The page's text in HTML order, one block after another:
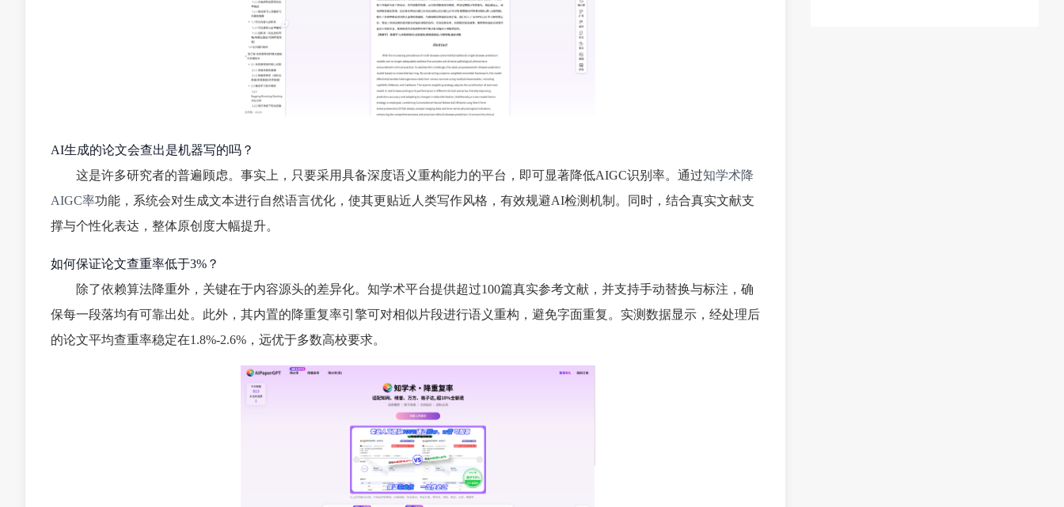
AI生成的论文会查出是机器写的吗？
这是许多研究者的普遍顾虑。事实上，只要采用具备深度语义重构能力的平台，即可显著降低AIGC识别率。通过知学术降
AIGC率功能，系统会对生成文本进行自然语言优化，使其更贴近人类写作风格，有效规避AI检测机制。同时，结合真实文献支
撑与个性化表达，整体原创度大幅提升。
如何保证论文查重率低于3%？
除了依赖算法降重外，关键在于内容源头的差异化。知学术平台提供超过100篇真实参考文献，并支持手动替换与标注，确
保每一段落均有可靠出处。此外，其内置的降重复率引擎可对相似片段进行语义重构，避免字面重复。实测数据显示，经处理后
的论文平均查重率稳定在1.8%-2.6%，远优于多数高校要求。